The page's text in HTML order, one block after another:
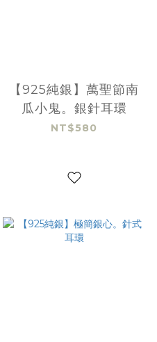
【925純銀】萬聖節南
瓜小鬼。銀針耳環
NT$580